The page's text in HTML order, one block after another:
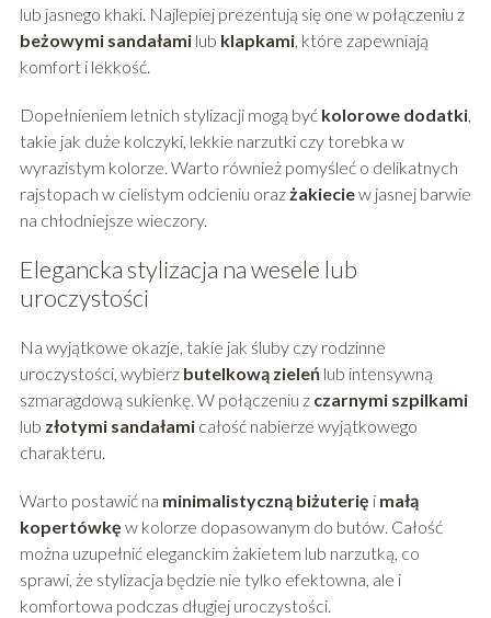
lub jasnego khaki. Najlepiej prezentują się one w połączeniu z
beżowymi sandałamilub klapkami, które zapewniają
komfort i lekkość.
Dopełnieniem letnich stylizacji mogą być kolorowe dodatki,
takie jak duże kolczyki, lekkie narzutki czy torebka w
wyrazistym kolorze. Warto również pomyśleć o delikatnych
rajstopach w cielistym odcieniu orazżakieciew jasnej barwie
na chłodniejsze wieczory.
Elegancka stylizacja na wesele lub
uroczystości
Na wyjątkowe okazje, takie jak śluby czy rodzinne
uroczystości, wybierz butelkową zieleńlub intensywną
szmaragdową sukienkę. W połączeniu z czarnymi szpilkami
lub złotymi sandałamicałość nabierze wyjątkowego
charakteru.
Warto postawić na minimalistyczną biżuterię i małą
kopertówkę w kolorze dopasowanym do butów. Całość
można uzupełnić eleganckim żakietem lub narzutką, co
sprawi, że stylizacja będzie nie tylko efektowna, ale i
komfortowa podczas długiej uroczystości.